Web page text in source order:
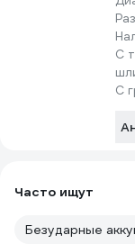
С
С
Часто ищут